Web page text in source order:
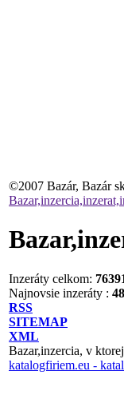
©2007 Bazár, Bazár
Inzeráty celkom:
Najnovsie inzeráty :
RSS
SITEMAP
XML
Bazar,inzercia, v
katalogfiriem.eu -